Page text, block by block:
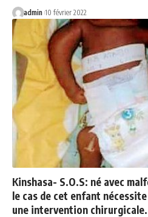
admin 10 février 2022
Kinshasa- S.O.S: né avec
le cas de cet enfant
une intervention chirurgicale.